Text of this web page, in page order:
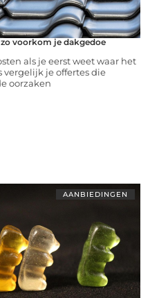
voorkom je dakgedoe
als je eerst weet waar het
vergelijk je offertes die
oorzaken
AANBIEDINGEN